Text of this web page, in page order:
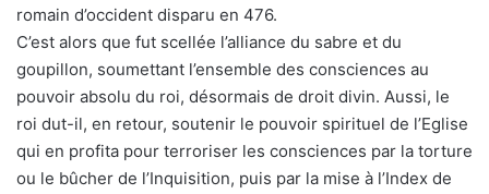
romain d’occident disparu en 476.
C’est alors que fut scellée l’alliance du sabre et du
goupillon, soumettant l’ensemble des consciences au
pouvoir absolu du roi, désormais de droit divin. Aussi, le
roi dut-il, en retour, soutenir le pouvoir spirituel de l’Eglise
qui en profita pour terroriser les consciences par la torture
ou le bûcher de l’Inquisition, puis par la mise à l’Index de